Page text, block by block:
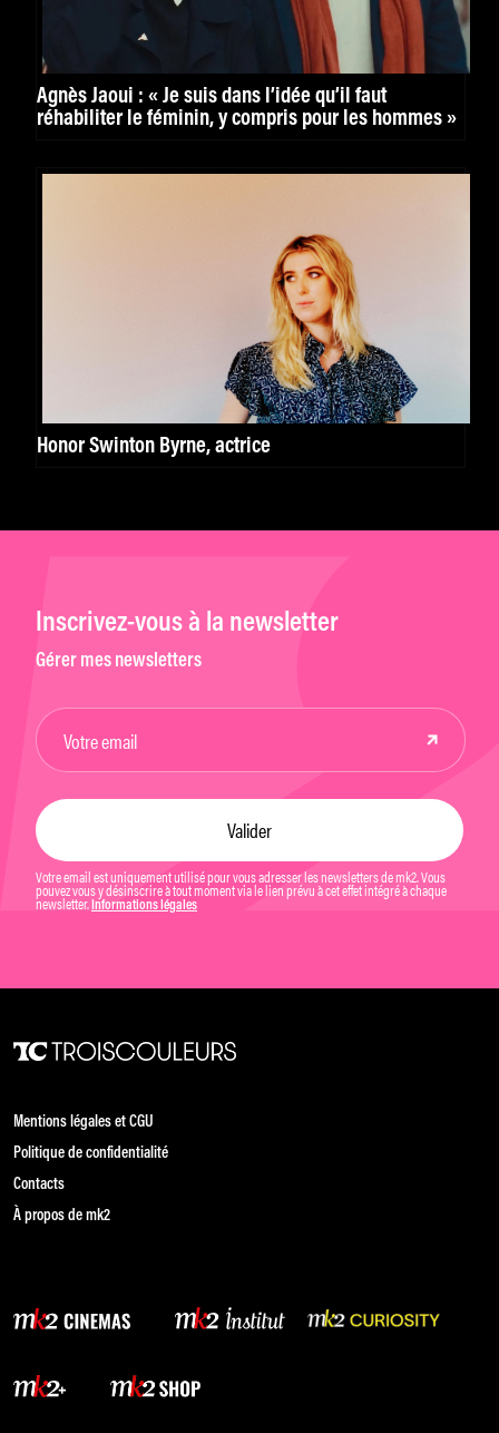
Agnès Jaoui : « Je suis dans l’idée qu’il faut
réhabiliter le féminin, y compris pour les hommes »
Honor Swinton Byrne, actrice
Inscrivez-vous à la newsletter
Gérer mes newsletters
Votre email est uniquement utilisé pour vous adresser les newsletters de mk2. Vous
pouvez vous y désinscrire à tout moment via le lien prévu à cet effet intégré à chaque
newsletter. Informations légales
Mentions légales et CGU
Politique de confidentialité
Contacts
À propos de mk2